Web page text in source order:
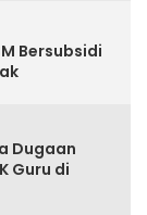
Bersubsidi
Dugaan
Guru di